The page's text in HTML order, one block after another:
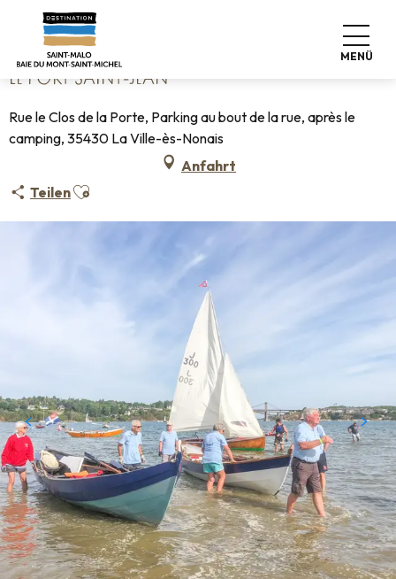
contenu
principal
MENÜ
Startseite
LE PORT SAINT-JEAN
Rue le Clos de la Porte, Parking au bout de la rue, après le
camping, 35430 La Ville-ès-Nonais
Anfahrt
TeilenAjouter aux favoris